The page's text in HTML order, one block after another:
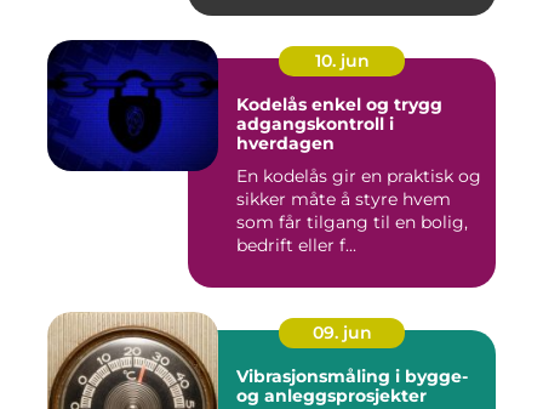
10. jun
Kodelås enkel og trygg
adgangskontroll i
hverdagen
En kodelås gir en praktisk og
sikker måte å styre hvem
som får tilgang til en bolig,
bedrift eller f...
09. jun
Vibrasjonsmåling i bygge-
og anleggsprosjekter